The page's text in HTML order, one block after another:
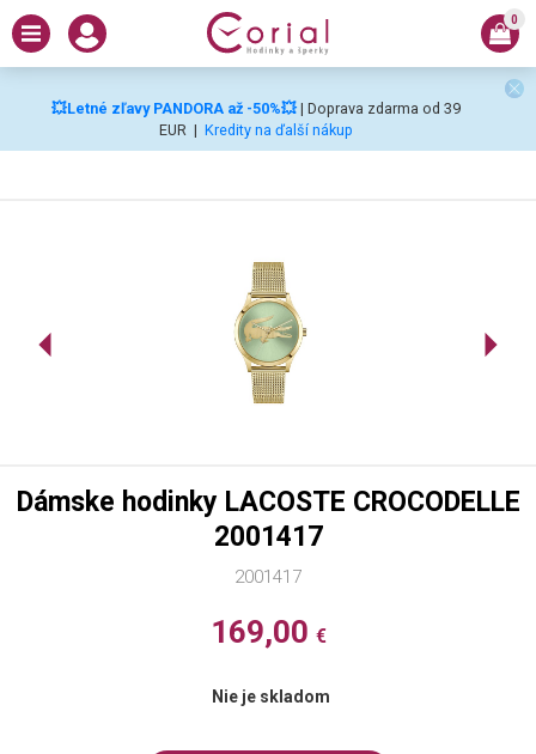
💥Letné zľavy PANDORA až -50%💥 | Doprava zdarma od 39
EUR | Kredity na ďalší nákup
0
2001417
Dámske hodinky LACOSTE CROCODELLE
2001417
169,00 €
Nie je skladom